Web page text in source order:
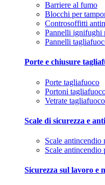
Barriere al fumo
Blocchi per
Controsoffitti
Pannelli ignifughi
Pannelli
Porte e chiusure
Porte tagliafuoco
Portoni
Vetrate tagliafuoco
Scale di sicurezza e
Scale antincendio
Scale antincendio
Sicurezza sul lavoro e